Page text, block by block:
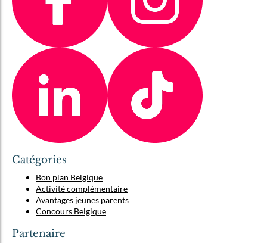
Catégories
Bon plan Belgique
Activité complémentaire
Avantages jeunes parents
Concours Belgique
Partenaire